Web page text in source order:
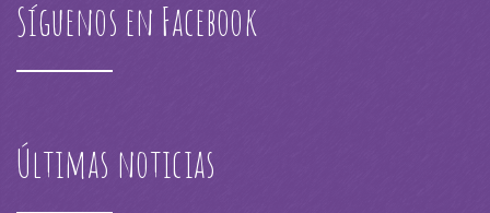
Síguenos en Facebook
Últimas noticias